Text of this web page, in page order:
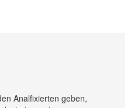
Analfixierten geben,